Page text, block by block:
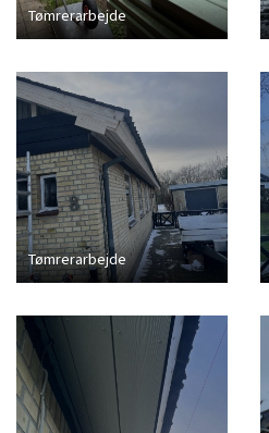
Tømrerarbejde
Tømrerarbejde